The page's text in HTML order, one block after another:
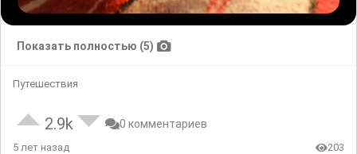
Показать полностью (5)
Путешествия
2.9k 0 комментариев
5 лет назад 203